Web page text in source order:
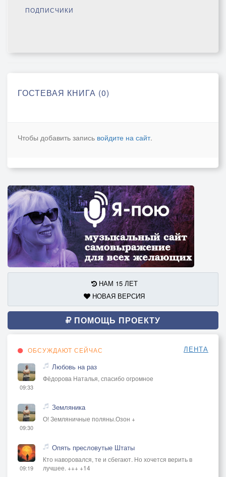
ПОДПИСЧИКИ
ГОСТЕВАЯ КНИГА (0)
Чтобы добавить запись войдите на сайт.
НАМ 15 ЛЕТ
НОВАЯ ВЕРСИЯ
ПОМОЩЬ ПРОЕКТУ
ОБСУЖДАЮТ СЕЙЧАС ЛЕНТА
09:33
Любовь на раз
Фёдорова Наталья, спасибо огромное
09:30
Земляника
О! Земляничные поляны.Озон +
09:19
Опять пресловутые Штаты
Кто наворовался, те и сбегают. Но хочется верить в
лучшее. +++ +14